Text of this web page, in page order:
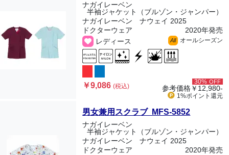
ナガイレーベン
半袖ジャケット（ブルゾン・ジャンパー）
ナガイレーベン ナウェイ 2025
ドクターウェア
2020年発売
レディース
All オールシーズン
￥9,086(税込)
30% OFF
参考価格￥12,980-
1%ポイント 還元
男女兼用スクラブ MFS-5852
ナガイレーベン
半袖ジャケット（ブルゾン・ジャンパー）
ナガイレーベン ナウェイ 2025
ドクターウェア
2020年発売